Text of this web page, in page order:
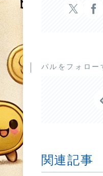
パルをフォロー
関連記事